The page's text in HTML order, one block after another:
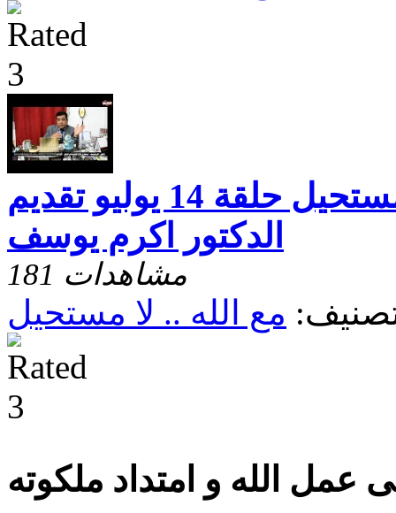
مع الله مافيش مستحيل حلقة 14 يوليو تقديم
الدكتور اكرم يوسف
181 مشاهدات
مع الله .. لا مستحيل
عمل الله و امتداد ملكوته